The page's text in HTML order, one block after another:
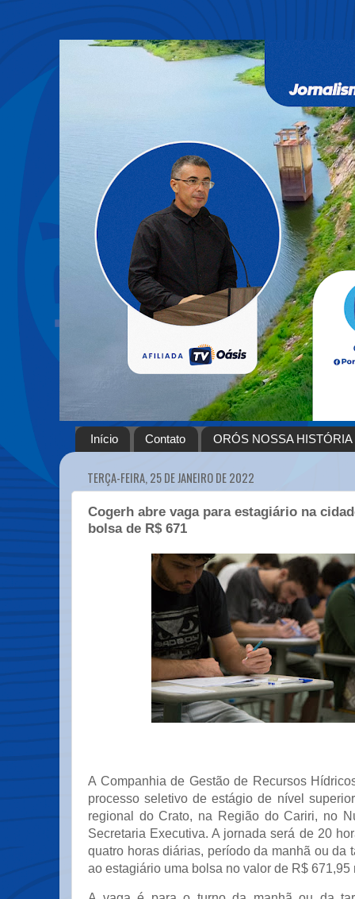
Início Contato ORÓS NOSSA HISTÓRIA
TERÇA-FEIRA, 25 DE JANEIRO DE 2022
Cogerh abre vaga para estagiário na
bolsa de R$ 671
A Companhia de Gestão de Recursos
processo seletivo de estágio de nível
regional do Crato, na Região do Cariri, no
Secretaria Executiva. A jornada será de 20
quatro horas diárias, período da manhã ou da
ao estagiário uma bolsa no valor de R$ 671,95